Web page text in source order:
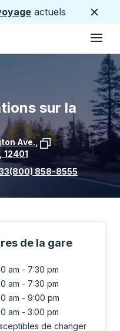
actuels
sur la
Ave.
, 12401
de l'arrêt sur
(800) 858-8555
de la gare
am - 7:30 pm
am - 7:30 pm
am - 9:00 pm
am - 3:00 pm
de changer